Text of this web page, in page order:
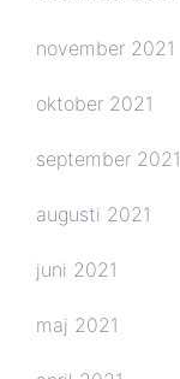
november 2021
oktober 2021
september 2021
augusti 2021
juni 2021
maj 2021